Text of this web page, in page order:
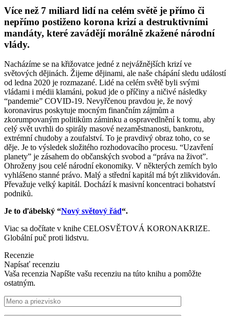
Více než 7 miliard lidí na celém světě je přímo či
nepřímo postiženo korona krizí a destruktivními
mandáty, které zavádějí morálně zkažené národní
vlády.
Nacházíme se na křižovatce jedné z nejvážnějších krizí ve
světových dějinách. Žijeme dějinami, ale naše chápání sledu událostí
od ledna 2020 je rozmazané. Lidé na celém světě byli svými
vládami i médii klamáni, pokud jde o příčiny a ničivé následky
“pandemie” COVID-19. Nevyřčenou pravdou je, že nový
koronavirus poskytuje mocným finančním zájmům a
zkorumpovaným politikům záminku a ospravedlnění k tomu, aby
celý svět uvrhli do spirály masové nezaměstnanosti, bankrotu,
extrémní chudoby a zoufalství. To je pravdivý obraz toho, co se
děje. Je to výsledek složitého rozhodovacího procesu. “Uzavření
planety” je zásahem do občanských svobod a “práva na život”.
Ohroženy jsou celé národní ekonomiky. V některých zemích bylo
vyhlášeno stanné právo. Malý a střední kapitál má být zlikvidován.
Převažuje velký kapitál. Dochází k masivní koncentraci bohatství
podniků.
Je to ďábelský “Nový světový řád“.
Viac sa dočítate v knihe CELOSVĚTOVÁ KORONAKRIZE.
Globální puč proti lidstvu.
Recenzie
Napísať recenziu
Vaša recenzia Napíšte vašu recenziu na túto knihu a pomôžte
ostatným.